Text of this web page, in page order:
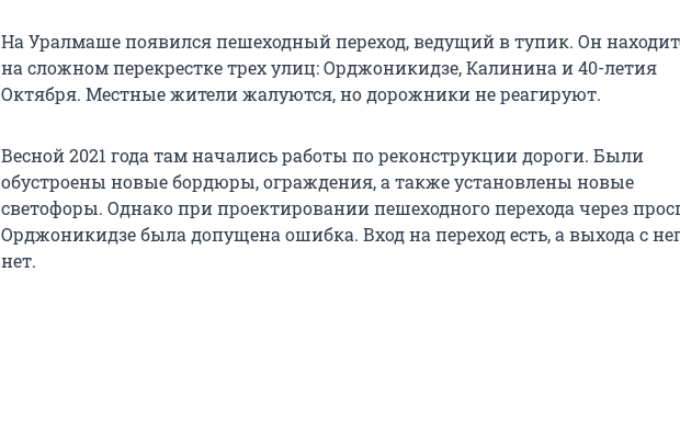
На Уралмаше появился пешеходный переход, ведущий в тупик. Он
на сложном перекрестке трех улиц: Орджоникидзе, Калинина и 40-летия
Октября. Местные жители жалуются, но дорожники не реагируют.
Весной 2021 года там начались работы по реконструкции дороги. Были
обустроены новые бордюры, ограждения, а также установлены новые
светофоры. Однако при проектировании пешеходного перехода через
Орджоникидзе была допущена ошибка. Вход на переход есть, а выхода с
нет.